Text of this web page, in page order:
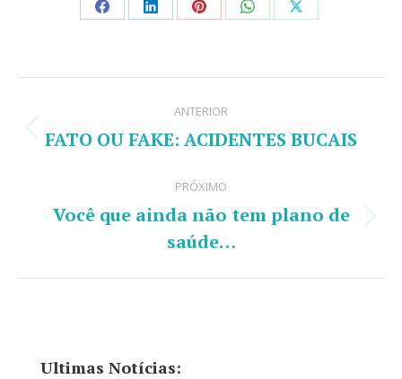
Share
Facebook
Share
LinkedIn
Share
Pinterest
Share
WhatsApp
Share
X
de
ANTERIOR
Post
FATO OU FAKE: ACIDENTES BUCAIS
PRÓXIMO
Próximo
post:
Você que ainda não tem plano de
saúde…
Ultimas Notícias: